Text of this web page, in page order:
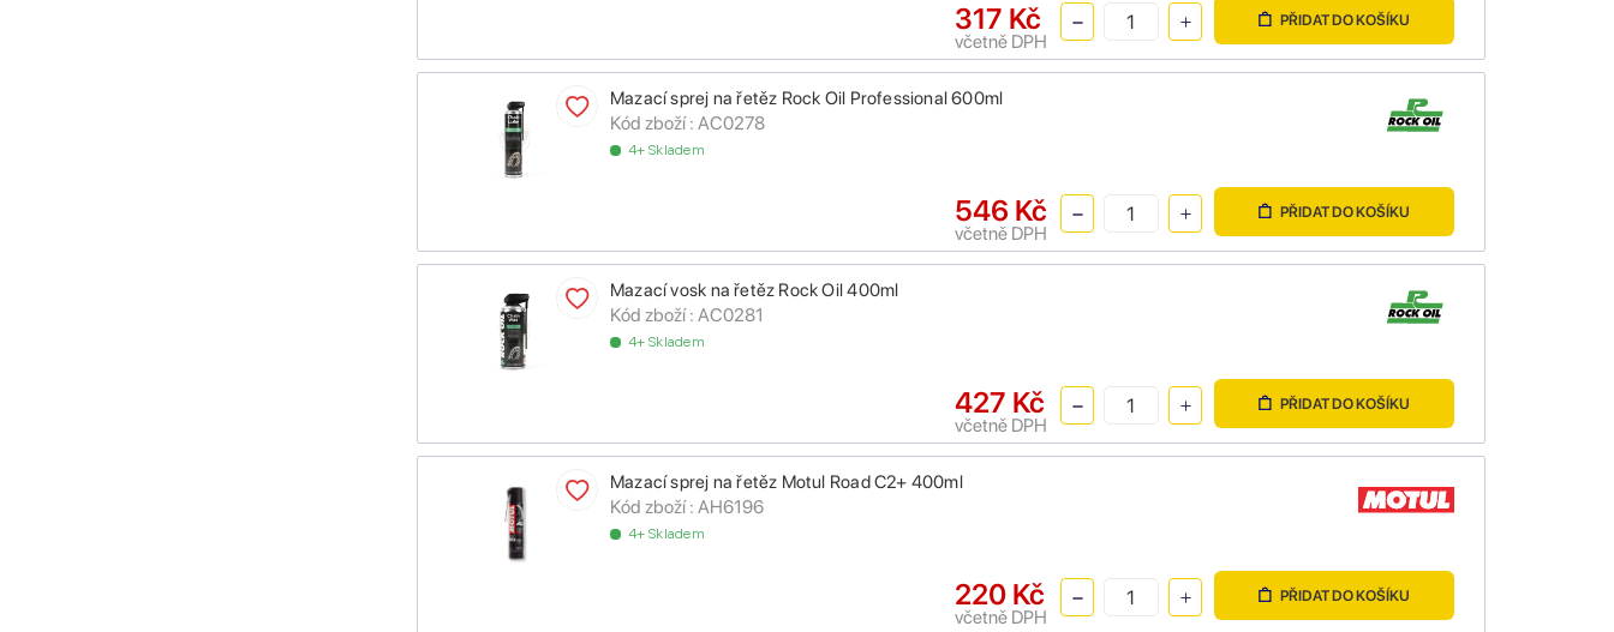
317 Kč
včetně DPH
PŘIDAT DO KOŠÍKU
Mazací sprej na řetěz Rock Oil Professional 600ml
Kód zboží : AC0278
4+ Skladem
546 Kč
včetně DPH
PŘIDAT DO KOŠÍKU
Mazací vosk na řetěz Rock Oil 400ml
Kód zboží : AC0281
4+ Skladem
427 Kč
včetně DPH
PŘIDAT DO KOŠÍKU
Mazací sprej na řetěz Motul Road C2+ 400ml
Kód zboží : AH6196
4+ Skladem
220 Kč
včetně DPH
PŘIDAT DO KOŠÍKU